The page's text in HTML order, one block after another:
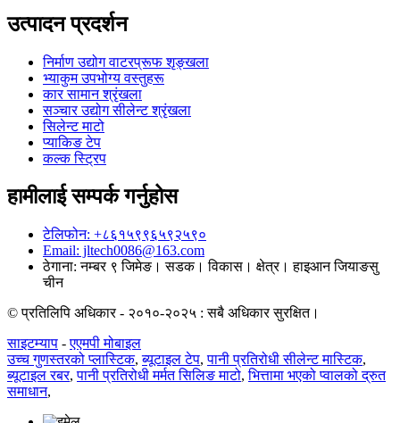
उत्पादन प्रदर्शन
निर्माण उद्योग वाटरप्रूफ शृङ्खला
भ्याकुम उपभोग्य वस्तुहरू
कार सामान श्रृंखला
सञ्चार उद्योग सीलेन्ट श्रृंखला
सिलेन्ट माटो
प्याकिङ टेप
कल्क स्ट्रिप
हामीलाई सम्पर्क गर्नुहोस
टेलिफोन: +८६१५९९६५९२५९०
Email: jltech0086@163.com
ठेगाना: नम्बर ९ जिमेङ। सडक। विकास। क्षेत्र। हाइआन जियाङसु
चीन
© प्रतिलिपि अधिकार - २०१०-२०२५ : सबै अधिकार सुरक्षित।
साइटम्याप -एएमपी मोबाइल
उच्च गुणस्तरको प्लास्टिक,ब्यूटाइल टेप,पानी प्रतिरोधी सीलेन्ट मास्टिक,
ब्यूटाइल रबर,पानी प्रतिरोधी मर्मत सिलिङ माटो,भित्तामा भएको प्वालको द्रुत
समाधान,